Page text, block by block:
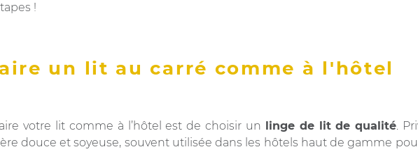
!
un lit au carré comme à l'hôtel
votre lit comme à l’hôtel est de choisir un linge de lit de qualité.
douce et soyeuse, souvent utilisée dans les hôtels haut de gamme